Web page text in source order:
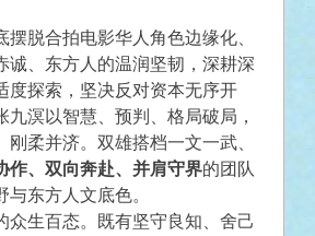
脱合拍电影华人角色边缘化、
、东方人的温润坚韧，深耕深
度探索，坚决反对资本无序开
溟以智慧、预判、格局破局，
柔并济。双雄搭档一文一武、
作、双向奔赴、并肩守界的团队
东方人文底色。
生百态。既有坚守良知、舍己